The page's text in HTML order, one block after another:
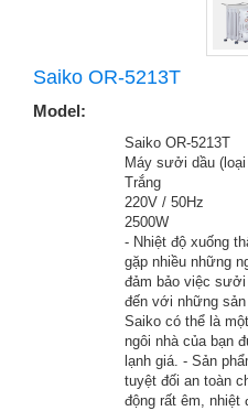
Saiko OR-5213T
Model:
Saiko OR-5213T
Máy sưởi dầu
Trắng
220V / 50Hz
2500W
- Nhiệt độ xuống
gặp nhiều những
đảm bảo việc
đến với những
Saiko có thể là
ngôi nhà của bạn
lạnh giá. - Sản
tuyệt đối an toàn
động rất êm, nhiệt